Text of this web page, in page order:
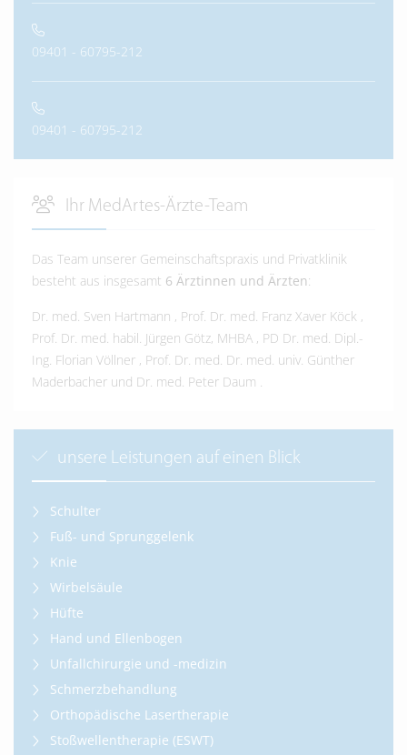
09401 - 60795-212
09401 - 60795-212
Ihr MedArtes-Ärzte-Team
Das Team unserer Gemeinschaftspraxis und Privatklinik
besteht aus insgesamt 6 Ärztinnen und Ärzten:
Dr. med. Sven Hartmann , Prof. Dr. med. Franz Xaver Köck ,
Prof. Dr. med. habil. Jürgen Götz, MHBA , PD Dr. med. Dipl.-
Ing. Florian Völlner , Prof. Dr. med. Dr. med. univ. Günther
Maderbacher und Dr. med. Peter Daum .
unsere Leistungen auf einen Blick
Schulter
Fuß- und Sprunggelenk
Knie
Wirbelsäule
Hüfte
Hand und Ellenbogen
Unfallchirurgie und -medizin
Schmerzbehandlung
Orthopädische Lasertherapie
Stoßwellentherapie (ESWT)